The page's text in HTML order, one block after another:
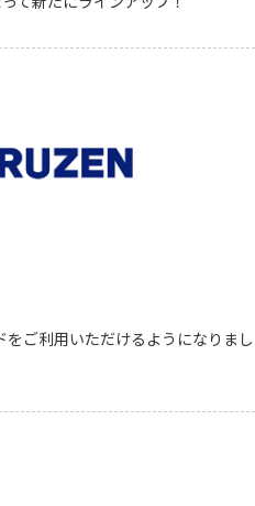
ご利用いただけるようになりまし